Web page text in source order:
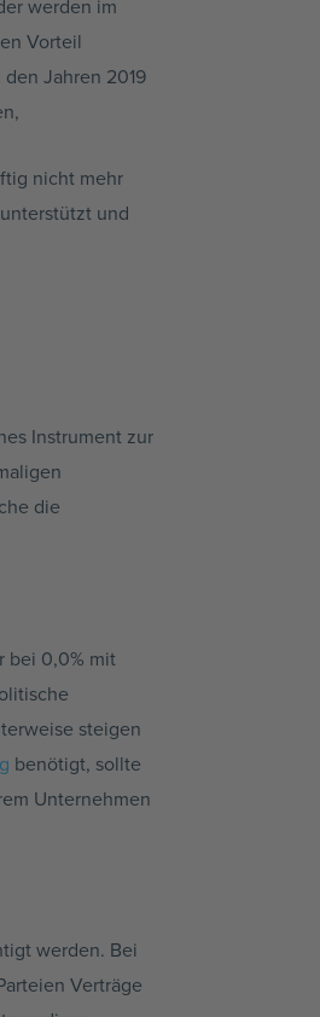
werden im
Vorteil
Jahren 2019
nicht mehr
und
Instrument zur
die
bei 0,0% mit
steigen
benötigt, sollte
Unternehmen
werden. Bei
Verträge